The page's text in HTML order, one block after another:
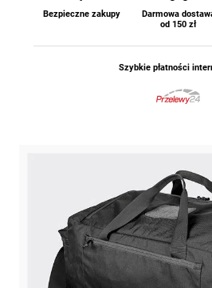
Bezpieczne zakupy
Darmowa
od 150 zł
Szybkie płatności